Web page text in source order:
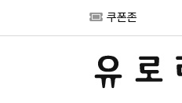
쿠폰존